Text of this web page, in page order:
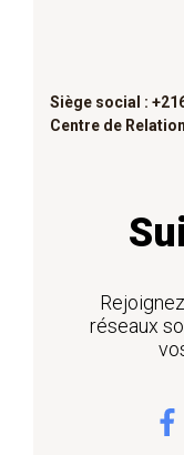
Siège social :
Centre de
réseaux